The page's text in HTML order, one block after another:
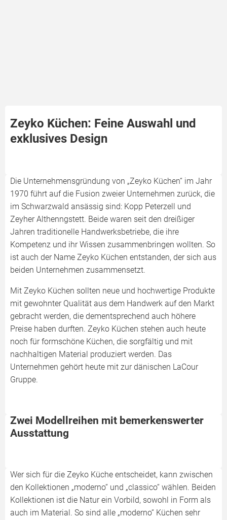
Zeyko Küchen: Feine Auswahl und
exklusives Design
Die Unternehmensgründung von „Zeyko Küchen“ im Jahr
1970 führt auf die Fusion zweier Unternehmen zurück, die
im Schwarzwald ansässig sind: Kopp Peterzell und
Zeyher Althenngstett. Beide waren seit den dreißiger
Jahren traditionelle Handwerksbetriebe, die ihre
Kompetenz und ihr Wissen zusammenbringen wollten. So
ist auch der Name Zeyko Küchen entstanden, der sich aus
beiden Unternehmen zusammensetzt.
Mit Zeyko Küchen sollten neue und hochwertige Produkte
mit gewohnter Qualität aus dem Handwerk auf den Markt
gebracht werden, die dementsprechend auch höhere
Preise haben durften. Zeyko Küchen stehen auch heute
noch für formschöne Küchen, die sorgfältig und mit
nachhaltigen Material produziert werden. Das
Unternehmen gehört heute mit zur dänischen LaCour
Gruppe.
Zwei Modellreihen mit bemerkenswerter
Ausstattung
Wer sich für die Zeyko Küche entscheidet, kann zwischen
den Kollektionen „moderno“ und „classico“ wählen. Beiden
Kollektionen ist die Natur ein Vorbild, sowohl in Form als
auch im Material. So sind alle „moderno“ Küchen sehr